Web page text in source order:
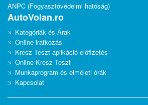
ANPC (Fogyasztóvédelmi hatóság)
AutoVolan.ro
Kategóriák és Árak
Online iratkozás
Kresz Teszt aplikáció elöfizetés
Online Kresz Teszt
Munkaprogram és elméleti órák
Kapcsolat